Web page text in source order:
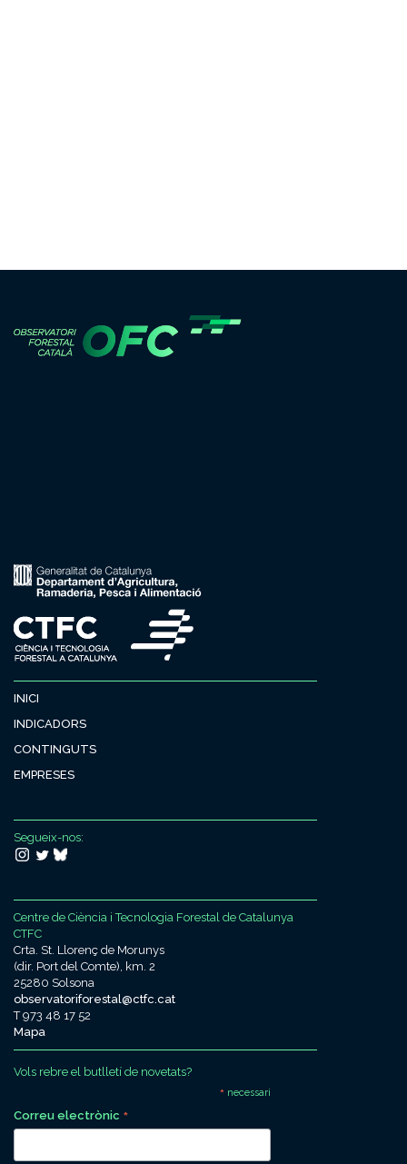
INICI
INDICADORS
CONTINGUTS
EMPRESES
Segueix-nos:
Centre de Ciència i Tecnologia Forestal de Catalunya
CTFC
Crta. St. Llorenç de Morunys
(dir. Port del Comte), km. 2
25280 Solsona
observatoriforestal@ctfc.cat
T 973 48 17 52
Mapa
Vols rebre el butlletí de novetats?
*necessari
Correu electrònic *